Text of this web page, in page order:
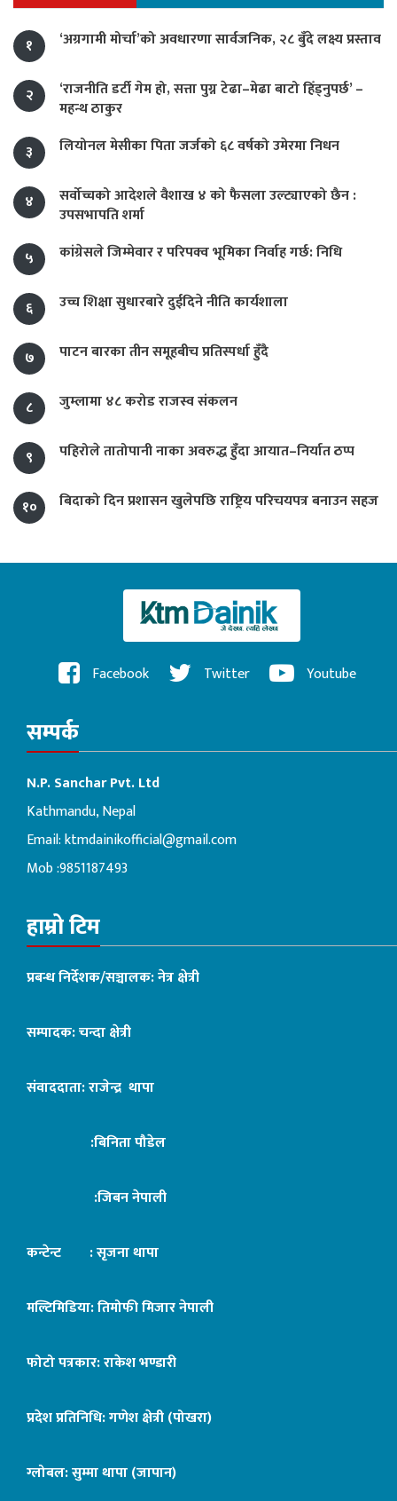
१ ‘अग्रगामी मोर्चा’को अवधारणा सार्वजनिक, २८ बुँदे लक्ष्य प्रस्ताव
२
‘राजनीति डर्टी गेम हो, सत्ता पुग्न टेढा–मेढा बाटो हिँड्नुपर्छ’ –
महन्थ ठाकुर
३
लियोनल मेसीका पिता जर्जको ६८ वर्षको उमेरमा निधन
४
सर्वोच्चको आदेशले वैशाख ४ को फैसला उल्ट्याएको छैन :
उपसभापति शर्मा
५
कांग्रेसले जिम्मेवार र परिपक्व भूमिका निर्वाह गर्छ: निधि
६ उच्च शिक्षा सुधारबारे दुईदिने नीति कार्यशाला
७ पाटन बारका तीन समूहबीच प्रतिस्पर्धा हुँदै
८ जुम्लामा ४८ करोड राजस्व संकलन
९ पहिरोले तातोपानी नाका अवरुद्ध हुँदा आयात–निर्यात ठप्प
१० बिदाको दिन प्रशासन खुलेपछि राष्ट्रिय परिचयपत्र बनाउन सहज
Facebook Twitter Youtube
सम्पर्क
N.P. Sanchar Pvt. Ltd
Kathmandu, Nepal
Email:ktmdainikofficial@gmail.com
Mob :9851187493
हाम्रो टिम
प्रबन्ध निर्देशक/सञ्चालक: नेत्र क्षेत्री
सम्पादक: चन्दा क्षेत्री
संवाददाता: राजेन्द्र थापा
:बिनिता पौडेल
:जिबन नेपाली
कन्टेन्ट : सृजना थापा
मल्टिमिडिया: तिमोफी मिजार नेपाली
फोटो पत्रकार: राकेश भण्डारी
प्रदेश प्रतिनिधि: गणेश क्षेत्री (पोखरा)
ग्लोबल: सुम्मा थापा (जापान)